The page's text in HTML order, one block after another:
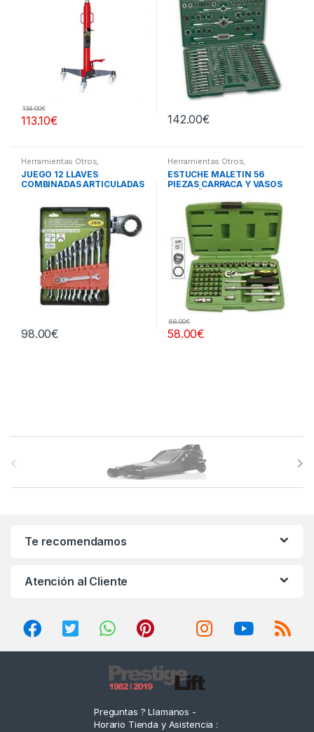
113.10€
134.00€
142.00€
Herramientas Otros,
Herramientas De Mano
Herramientas De Mano
JUEGO 12 LLAVES
COMBINADAS ARTICULADAS
98.00€
Herramientas Otros,
Herramientas De Mano,
Herramientas De Mano,
Maletines Herramientas,
Extractores, Compresímetros,
ESTUCHE MALETIN 56
PIEZAS CARRACA Y VASOS
58.00€
68.00€
Te recomendamos
Atención al Cliente
Preguntas ? Llamanos -
Horario Tienda y Asistencia :